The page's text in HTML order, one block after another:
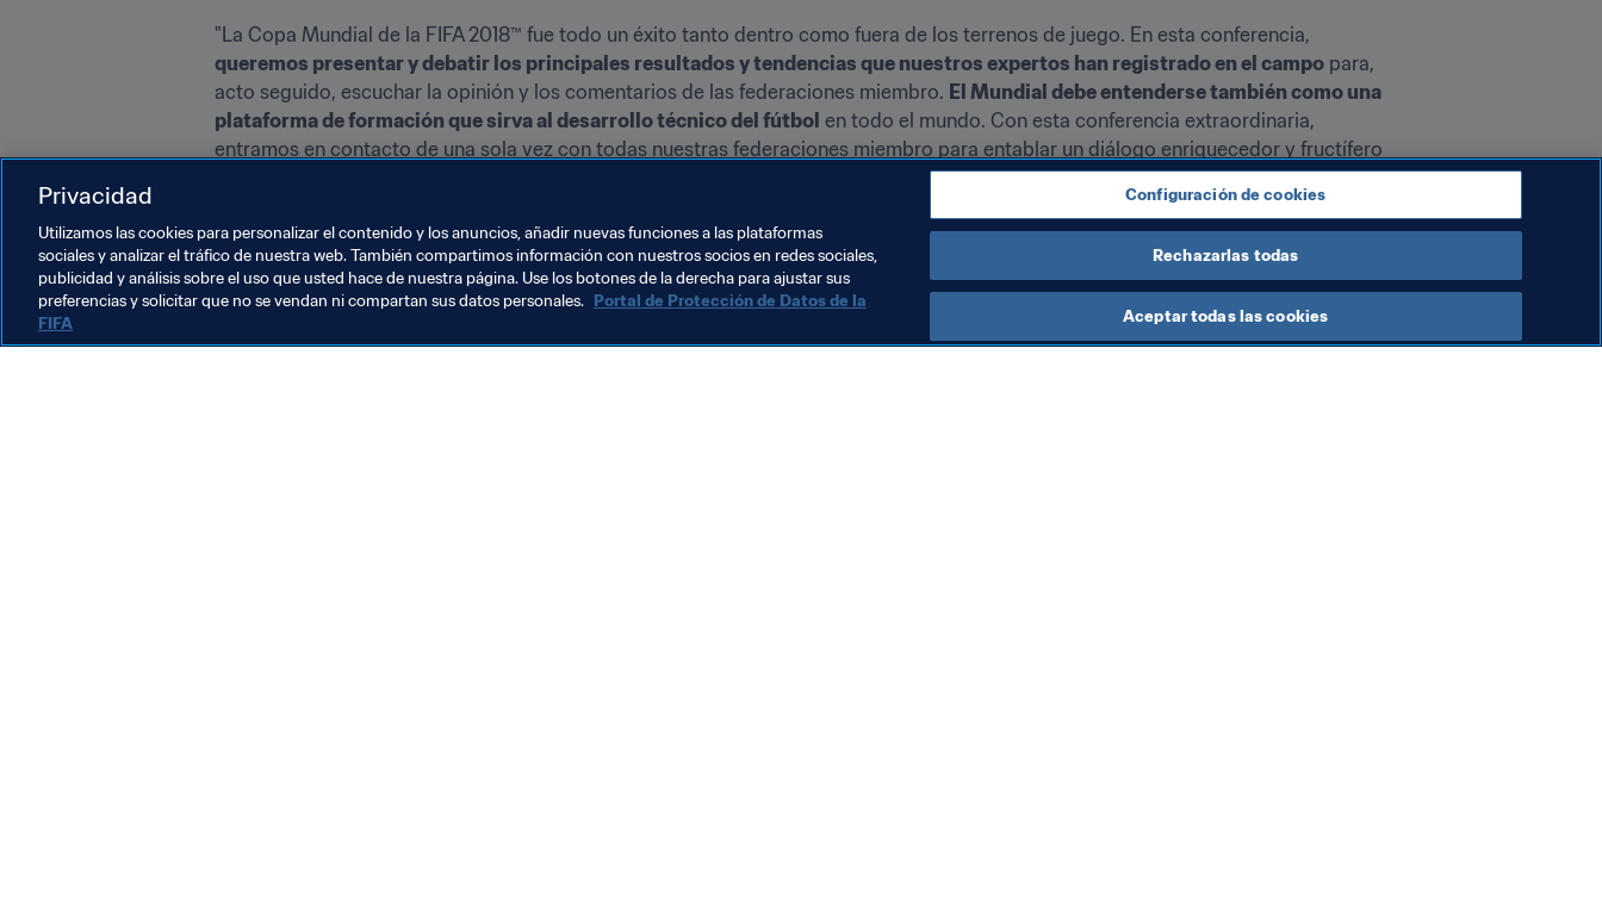
queremos presentar y debatir los principales resultados y tendencias que nuestros expertos han registrado en el campo para,
acto seguido, escuchar la opinión y los comentarios de las federaciones miembro. El Mundial debe entenderse también como una
plataforma de formación que sirva al desarrollo técnico del fútbol en todo el mundo. Con esta conferencia extraordinaria,
entramos en contacto de una sola vez con todas nuestras federaciones miembro para entablar un diálogo enriquecedor y fructífero
, secretario general adjunto (Fútbol) de la FIFA.
La Conferencia del Fútbol de la FIFA tendrá lugar la víspera de la entrega de los premios The Best FIFA Football Awards.
Privacidad
Utilizamos las cookies para personalizar el contenido y los anuncios, añadir nuevas funciones a las plataformas
sociales y analizar el tráfico de nuestra web. También compartimos información con nuestros socios en redes sociales,
publicidad y análisis sobre el uso que usted hace de nuestra página. Use los botones de la derecha para ajustar sus
preferencias y solicitar que no se vendan ni compartan sus datos personales. Portal de Protección de Datos de la
FIFA
Configuración de cookies
Rechazarlas todas
Aceptar todas las cookies